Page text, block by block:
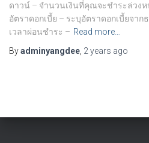
ดาวน์ – จำนวนเงินที่คุณจะชำระล่วงห
อัตราดอกเบี้ย – ระบุอัตราดอกเบี้ยจา
เวลาผ่อนชำระ – Read more…
Byadminyangdee, 2 years ago